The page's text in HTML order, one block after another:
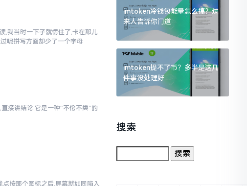
,我当时一下子就愣住了,卡在那儿
呢拼写方面却少了一个字母
接讲结论:它是一种“不伦不类”的
按那个图标之后,屏幕就如同陷入
imtoken冷钱包能量怎么搞？过
来人告诉你门道
imtoken提不了币？多半是这几
件事没处理好
搜索